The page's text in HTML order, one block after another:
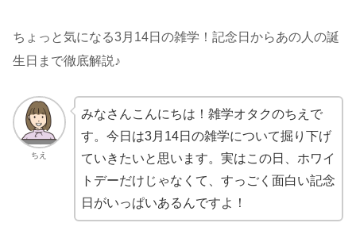
ちょっと気になる3月14日の雑学！記念日からあの人の誕
生日まで徹底解説♪
ちえ
みなさんこんにちは！雑学オタクのちえで
す。今日は3月14日の雑学について掘り下げ
ていきたいと思います。実はこの日、ホワイ
トデーだけじゃなくて、すっごく面白い記念
日がいっぱいあるんですよ！